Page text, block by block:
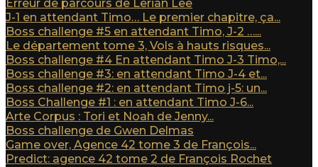
Erreur de parcours de Lerian Lee
J-1 en attendant Timo… Le premier chapitre, ça...
Boss challenge #5 en attendant Timo, J-2 …...
Le département tome 3, Vols à hauts risques...
Boss challenge #4 En attendant Timo J-3 Timo,...
Boss challenge #3: en attendant Timo J-4 et...
Boss challenge #2: en attendant Timo j-5: un...
Boss Challenge #1 : en attendant Timo J-6...
Arte Corpus : Tori et Noah de Jenny...
Boss challenge de Gwen Delmas
Game over, Agence 42 tome 3 de François...
Predict: agence 42 tome 2 de François Rochet